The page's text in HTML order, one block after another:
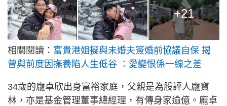
+21
相關閱讀： 富貴港姐擬與未婚夫簽婚前協議自保 揭
曾與前度因撫養陷人生低谷 ：愛變恨係一線之差
34歲的龐卓欣出身富裕家庭，父親是為股評人龐寶
林，亦是基金管理董事總經理，有傳身家逾億。龐卓